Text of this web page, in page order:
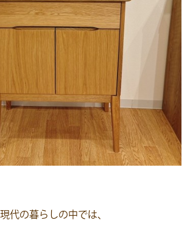
現代の暮らしの中では、